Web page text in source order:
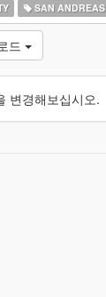
SAN ANDREAS
드
변경해보십시오.